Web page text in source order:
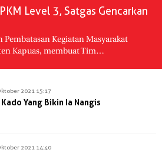
Level 3, Satgas Gencarkan
Pembatasan Kegiatan Masyarakat
Kapuas, membuat Tim…
2021 15:17
Yang Bikin Ia Nangis
2021 14:40